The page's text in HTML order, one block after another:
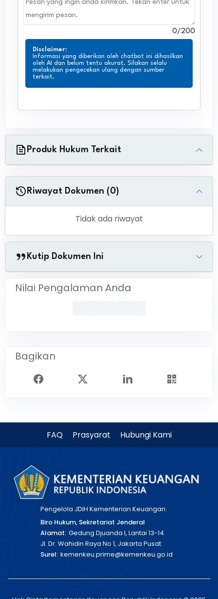
0/200
Disclaimer:
Informasi yang diberikan oleh chatbot ini dihasilkan
oleh AI dan belum tentu akurat. Silakan selalu
melakukan pengecekan ulang dengan sumber
terkait.
Produk Hukum Terkait
Riwayat Dokumen (0)
Tidak ada riwayat
Kutip Dokumen Ini
Nilai Pengalaman Anda
Bagikan
FAQ Prasyarat Hubungi Kami
Pengelola JDIH Kementerian Keuangan:
Biro Hukum, Sekretariat Jenderal
Alamat: Gedung Djuanda I, Lantai 13-14
Jl. Dr. Wahidin Raya No 1, Jakarta Pusat
Surel: kemenkeu.prime@kemenkeu.go.id